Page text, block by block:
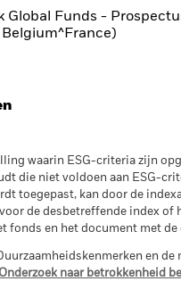
Global Funds -
waarin ESG-criteria zijn
die niet voldoen aan ESG-
toegepast, kan door de
de desbetreffende index
fonds en het document met
en
Onderzoek naar betrokkenheid